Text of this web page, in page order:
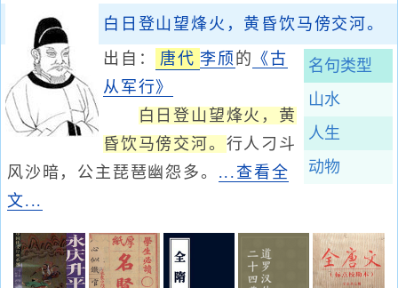
白日登山望烽火，黄昏饮马傍交河。
名句类型
山水
人生
动物
出自： 唐代 李颀 的 《古
从军行》
白日登山望烽火，黄
昏饮马傍交河。 行人刁斗
风沙暗，公主琵琶幽怨多。 ...查看全
文...